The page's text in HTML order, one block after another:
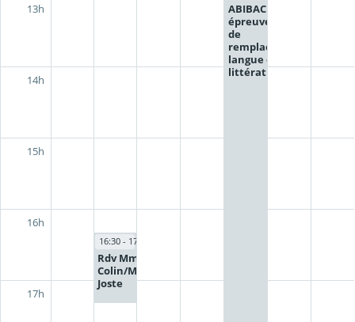
16:30 - 17:30
Rdv Mme
Colin/Mme
Joste
ABIBAC -
épreuve écrite
de
remplacement
langue et
littérature
13h
14h
15h
16h
17h